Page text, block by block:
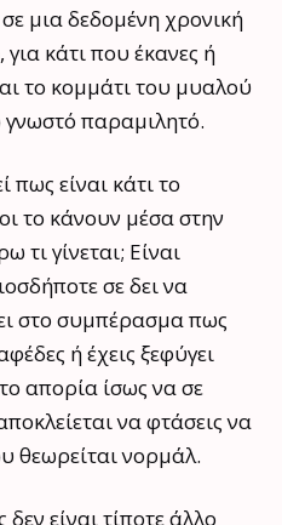
μια δεδομένη χρονική
κάτι που έκανες ή
το κομμάτι του μυαλού
γνωστό παραμιλητό.
πως είναι κάτι το
το κάνουν μέσα στην
τι γίνεται; Είναι
σε δει να
στο συμπέρασμα πως
ή έχεις ξεφύγει
απορία ίσως να σε
να φτάσεις να
θεωρείται νορμάλ.
είναι τίποτε άλλο